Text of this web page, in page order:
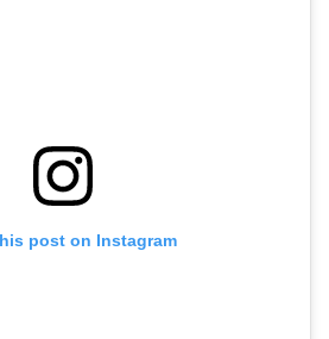
post on Instagram